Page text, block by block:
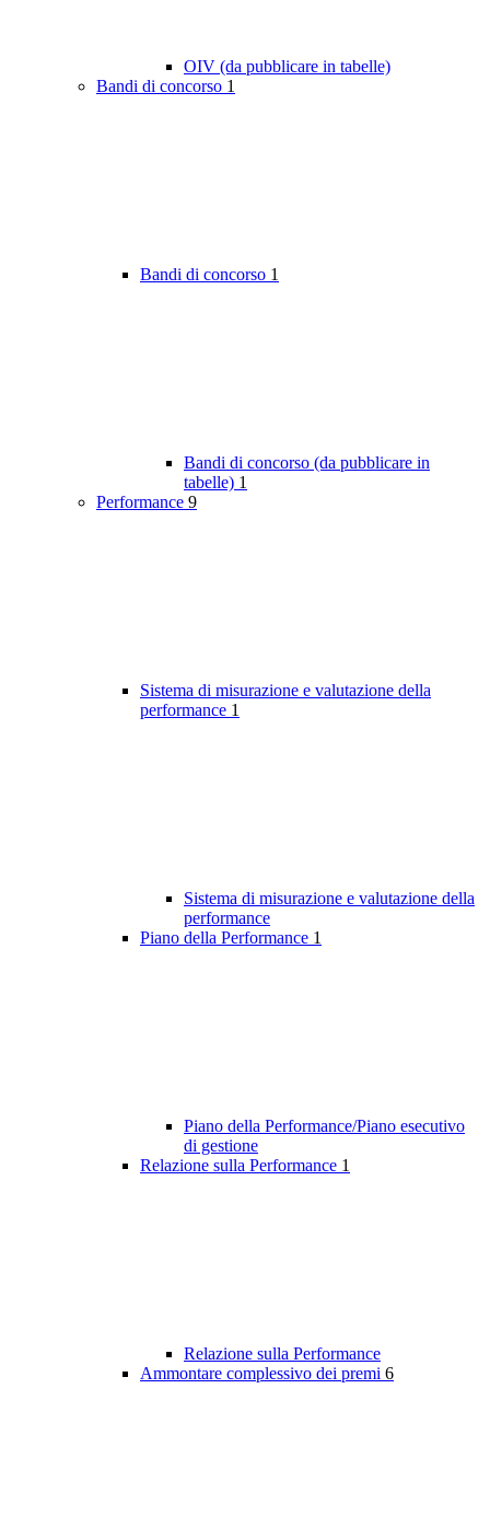
OIV (da pubblicare in tabelle)
Bandi di concorso 1
Bandi di concorso 1
Bandi di concorso (da pubblicare in
tabelle) 1
Performance 9
Sistema di misurazione e valutazione della
performance 1
Sistema di misurazione e valutazione della
performance
Piano della Performance 1
Piano della Performance/Piano esecutivo
di gestione
Relazione sulla Performance 1
Relazione sulla Performance
Ammontare complessivo dei premi 6